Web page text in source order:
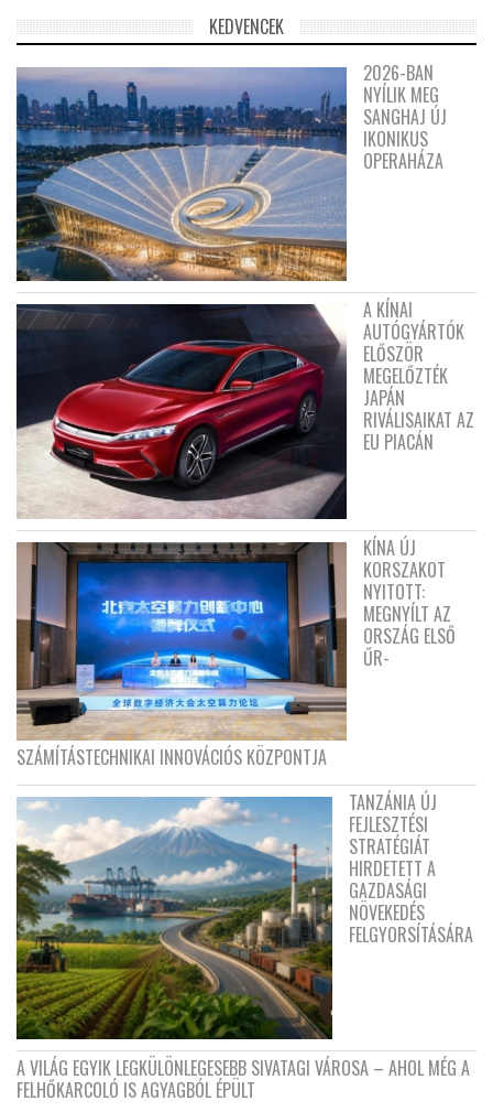
KEDVENCEK
2026-BAN
NYÍLIK MEG
SANGHAJ ÚJ
IKONIKUS
OPERAHÁZA
A KÍNAI
AUTÓGYÁRTÓK
ELŐSZÖR
MEGELŐZTÉK
JAPÁN
RIVÁLISAIKAT AZ
EU PIACÁN
KÍNA ÚJ
KORSZAKOT
NYITOTT:
MEGNYÍLT AZ
ORSZÁG ELSŐ
ŰR-
SZÁMÍTÁSTECHNIKAI INNOVÁCIÓS KÖZPONTJA
TANZÁNIA ÚJ
FEJLESZTÉSI
STRATÉGIÁT
HIRDETETT A
GAZDASÁGI
NÖVEKEDÉS
FELGYORSÍTÁSÁRA
A VILÁG EGYIK LEGKÜLÖNLEGESEBB SIVATAGI VÁROSA – AHOL MÉG A
FELHŐKARCOLÓ IS AGYAGBÓL ÉPÜLT